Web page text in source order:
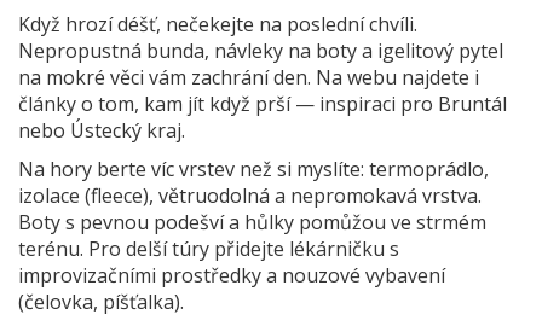
Když hrozí déšť, nečekejte na poslední chvíli.
Nepropustná bunda, návleky na boty a igelitový pytel
na mokré věci vám zachrání den. Na webu najdete i
články o tom, kam jít když prší — inspiraci pro Bruntál
nebo Ústecký kraj.
Na hory berte víc vrstev než si myslíte: termoprádlo,
izolace (fleece), větruodolná a nepromokavá vrstva.
Boty s pevnou podešví a hůlky pomůžou ve strmém
terénu. Pro delší túry přidejte lékárničku s
improvizačními prostředky a nouzové vybavení
(čelovka, píšťalka).